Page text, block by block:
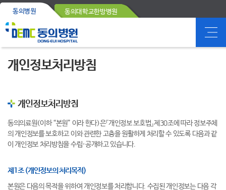
동의병원 동의대학교한방병원
개인정보처리방침
개인정보처리방침
동의의료원(이하 “본원” 이라 한다)은『개인정보 보호법』제30조에 따라 정보주체
의 개인정보를 보호하고 이와 관련한 고층을 원활하게 처리할 수 있도록 다음과 같
이 개인정보 처리방침을 수립·공개하고 있습니다.
제1조 (개인정보의 처리목적)
본원은 다음의 목적을 위하여 개인정보를 처리합니다. 수집된 개인정보는 다음 각